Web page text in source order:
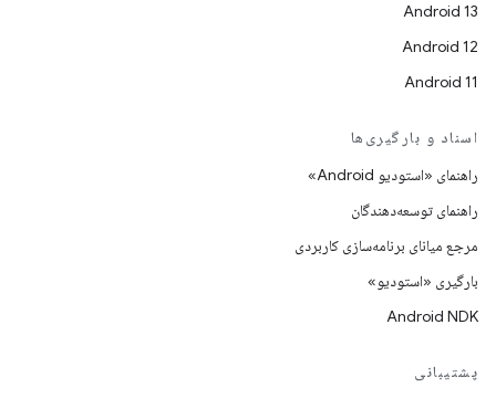
Android 13
Android 12
Android 11
اسناد و بارگیری‌ها
راهنمای «استودیو Android»
راهنمای توسعه‌دهندگان
مرجع میانای برنامه‌سازی کاربردی
بارگیری «استودیو»
Android NDK
پشتیبانی